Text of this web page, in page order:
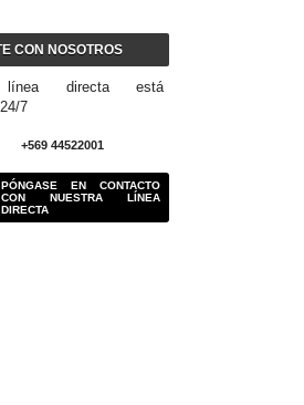
CON NOSOTROS
línea directa está
7
+569 44522001
PÓNGASE EN CONTACTO
CON NUESTRA LÍNEA
DIRECTA